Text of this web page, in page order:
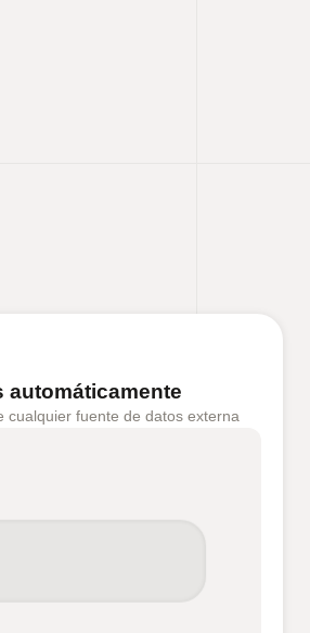
automáticamente
cualquier fuente de datos externa